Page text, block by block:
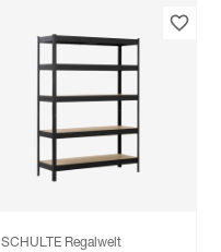
SCHULTE Regalwelt